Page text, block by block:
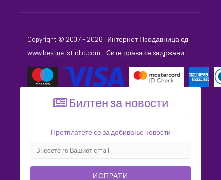
Copyright © 2007 - 2026 | Интернет Продавница од
www.bestnetstudio.com - Сите права се задржани
Билтен за новости
Претплатете се за добивање новости
ИСПРАТИ